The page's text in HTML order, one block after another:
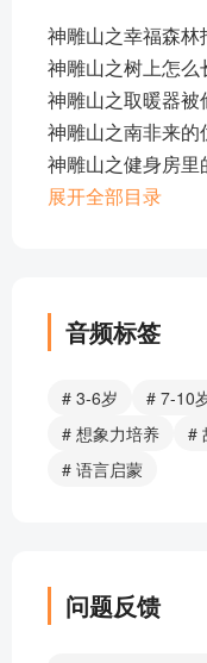
神雕山之幸福森
神雕山之树上怎
神雕山之取暖器
神雕山之南非来
神雕山之健身房
神雕山之精灵王
聪明豆绘本-咕噜牛
学生版猴吃西瓜
不爱刷牙的小狮
不喜欢白天的狐狸
吹牛大王布茨
大灰狼找吃的mp3
独角兽和拉拉
展开全部目录
音频标签
# 3-6岁 # 7-10
# 想象力培养
#
# 语言启蒙
问题反馈